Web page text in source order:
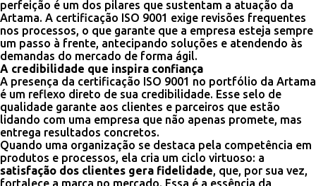
perfeição é um dos pilares que sustentam a atuação da
Artama. A certificação ISO 9001 exige revisões frequentes
nos processos, o que garante que a empresa esteja sempre
um passo à frente, antecipando soluções e atendendo às
demandas do mercado de forma ágil.
A credibilidade que inspira confiança
A presença da certificação ISO 9001 no portfólio da Artama
é um reflexo direto de sua credibilidade. Esse selo de
qualidade garante aos clientes e parceiros que estão
lidando com uma empresa que não apenas promete, mas
entrega resultados concretos.
Quando uma organização se destaca pela competência em
produtos e processos, ela cria um ciclo virtuoso: a
satisfação dos clientes gera fidelidade, que, por sua vez,
fortalece a marca no mercado. Essa é a essência da